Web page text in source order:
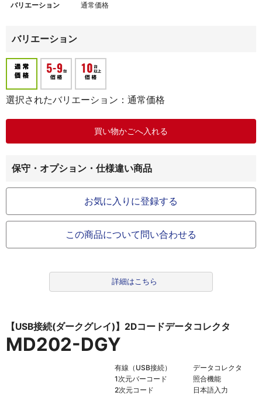
バリエーション 通常価格
バリエーション
選択されたバリエーション：通常価格
保守・オプション・仕様違い商品
お気に入りに登録する
この商品について問い合わせる
詳細はこちら
【USB接続(ダークグレイ)】2Dコードデータコレクタ
MD202-DGY
有線（USB接続）
1次元バーコード
2次元コード
データコレクタ
照合機能
日本語入力